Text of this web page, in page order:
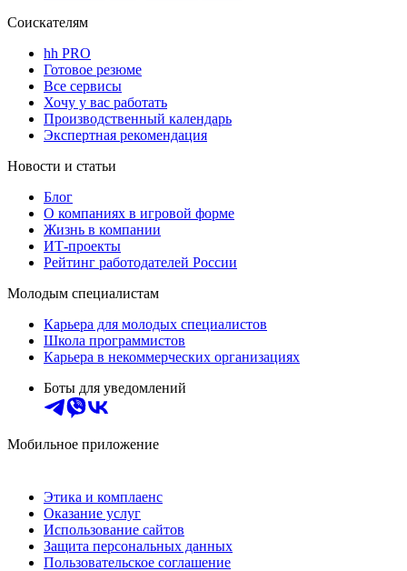
Соискателям
hh PRO
Готовое резюме
Все сервисы
Хочу у вас работать
Производственный календарь
Экспертная рекомендация
Новости и статьи
Блог
О компаниях в игровой форме
Жизнь в компании
ИТ-проекты
Рейтинг работодателей России
Молодым специалистам
Карьера для молодых специалистов
Школа программистов
Карьера в некоммерческих организациях
Боты для уведомлений
Мобильное приложение
Этика и комплаенс
Оказание услуг
Использование сайтов
Защита персональных данных
Пользовательское соглашение